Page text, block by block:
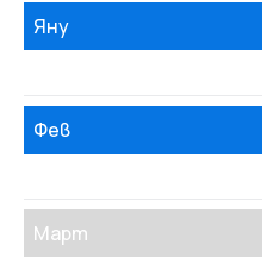
Яну
Фев
Март